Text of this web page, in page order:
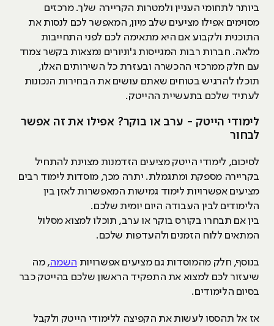
ביותר לתחומי העניין ולמטרות הקריירה שלך. מרכזים
מסוימים אפילו מציעים שלב מיון, המאפשר לכם לנסות את
התוכנית ולקבוע אם היא מתאימה לכם לפני התחייבות
מלאה. חברות רבות המגייסות ג'וניורים נמצאות בקשר צמוד
עם חלק ממרכזי ההכשרה ובעזרת כל השירותים האלו,
תוכלו להרגיש בטוחים שאתם עושים את הבחירות הנכונות
לעתיד שלכם בתעשיית ההייטק.
לימודי הייטק - ערב או בוקר? אפילו את זה אפשר
לבחור
לסיכום, לימודי הייטק מציעים הזדמנות מצוינת להתחיל
בקריירה מספקת ומתגמלת. יתרה מכך, מוסדות לימוד רבים
מציעים אפשרויות לימוד גמישות המאפשרות לאזן בין
הלימודים לבין העבודה היום יומית שלכם.
בין אם תבחרו בקורס בוקר או ערב, תוכלו למצוא מסלול
המתאים ללוח הזמנים ולהעדפות שלכם.
בנוסף, חלק מהמוסדות גם מציעים אפשרויות השמה, מה
שיעזור לכם למצוא את התפקיד הראשון שלכם בהייטק כבר
בסיום הלימודים.
אז אל תהססו לעשות את הקפיצה ללימודי הייטק ולקבל